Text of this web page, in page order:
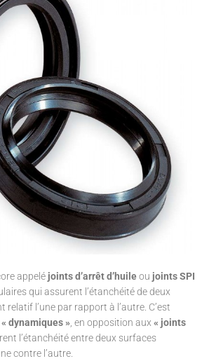
appelé joints d’arrêt d’huileou joints SPI
qui assurent l’étanchéité de deux
relatif l’une par rapport à l’autre. C’est
« dynamiques » , en opposition aux « joints
l’étanchéité entre deux surfaces
contre l’autre.